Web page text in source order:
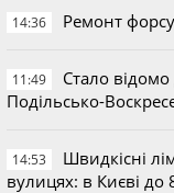
14:36 Ремонт
11:49
Стало відомо
Подільсько-
14:53
Швидкісні
вулицях: в Києві до